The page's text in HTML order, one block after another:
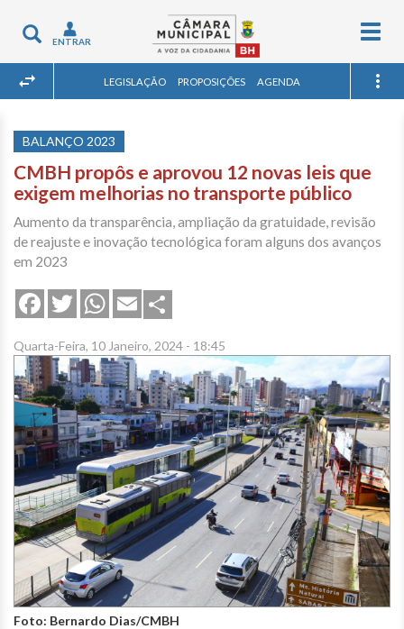
Toggle
navigation
ENTRAR
LEGISLAÇÃO PROPOSIÇÕES AGENDA
BALANÇO 2023
CMBH propôs e aprovou 12 novas leis que
exigem melhorias no transporte público
Aumento da transparência, ampliação da gratuidade, revisão
de reajuste e inovação tecnológica foram alguns dos avanços
em 2023
FacebookTwitterWhatsApp
Email
Quarta-Feira, 10 Janeiro, 2024 - 18:45
Foto: Bernardo Dias/CMBH